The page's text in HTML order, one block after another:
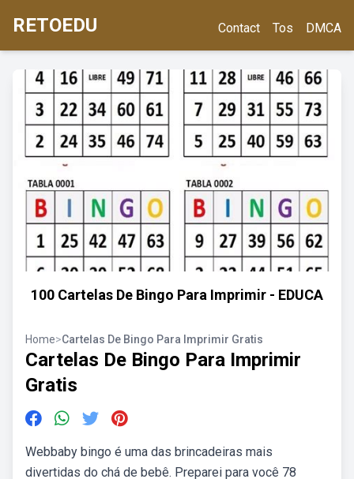
RETOEDU Contact Tos DMCA
100 Cartelas De Bingo Para Imprimir - EDUCA
Home>Cartelas De Bingo Para Imprimir Gratis
Cartelas De Bingo Para Imprimir
Gratis
Webbaby bingo é uma das brincadeiras mais
divertidas do chá de bebê. Preparei para você 78